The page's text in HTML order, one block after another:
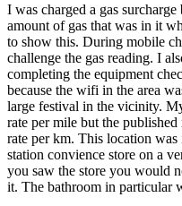
I was charged a gas
amount of gas that was in it
to show this. During mobile
challenge the gas reading. I
completing the equipment
because the wifi in the area
large festival in the vicinity.
rate per mile but the
rate per km. This location
station convience store on a
you saw the store you would
it. The bathroom in particular